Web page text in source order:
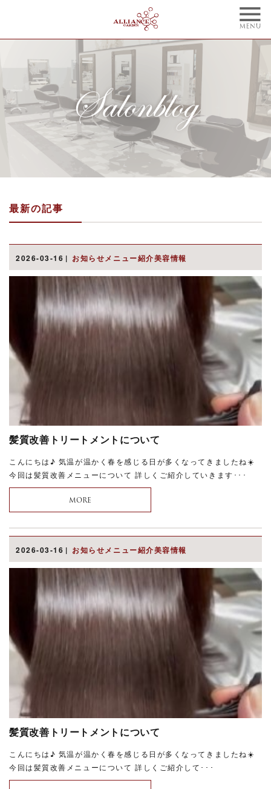
トップ
CONCEPT
コンセプト
NAIL
ネイル
BLOG
ブログ
STYLE
スタイル
STAFF
スタッフ
メニュー
WEBCOUPON
ウェブクーポン
RECRUIT
ご予約はこちらから
最新の記事
2026-03-16 お知らせメニュー紹介美容情報
髪質改善トリートメントについて
こんにちは♪ 気温が温かく春を感じる日が多くなってきましたね☀️
今回は髪質改善メニューについて 詳しくご紹介していきます･･･
MORE
2026-03-16 お知らせメニュー紹介美容情報
髪質改善トリートメントについて
こんにちは♪ 気温が温かく春を感じる日が多くなってきましたね☀️
今回は髪質改善メニューについて 詳しくご紹介して･･･